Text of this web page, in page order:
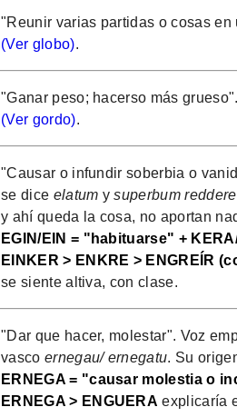
"Reunir varias partidas o cosas en
(Ver globo).
"Ganar peso; hacerso más
(Ver gordo).
"Causar o infundir soberbia o
se dice elatum ysuperbum reddere
y ahí queda la cosa, no aportan
EGIN/EIN = "habituarse" +
EINKER > ENKRE > ENGREÍR
se siente altiva, con clase.
"Dar que hacer, molestar". Voz
vasco ernegau/ ernegatu. Su
ERNEGA = "causar molestia o
ERNEGA > ENGUERA explicaría